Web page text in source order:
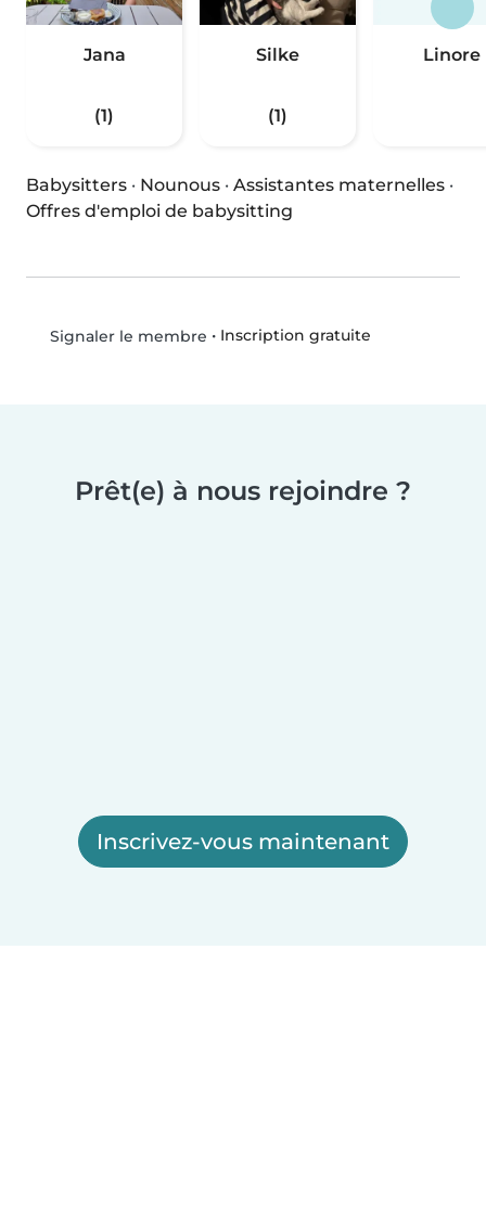
Jana
(1)
Silke
(1)
Linore
Babysitters · Nounous · Assistantes maternelles ·
Offres d'emploi de babysitting
Signaler le membre • Inscription gratuite
Prêt(e) à nous rejoindre ?
Inscrivez-vous maintenant